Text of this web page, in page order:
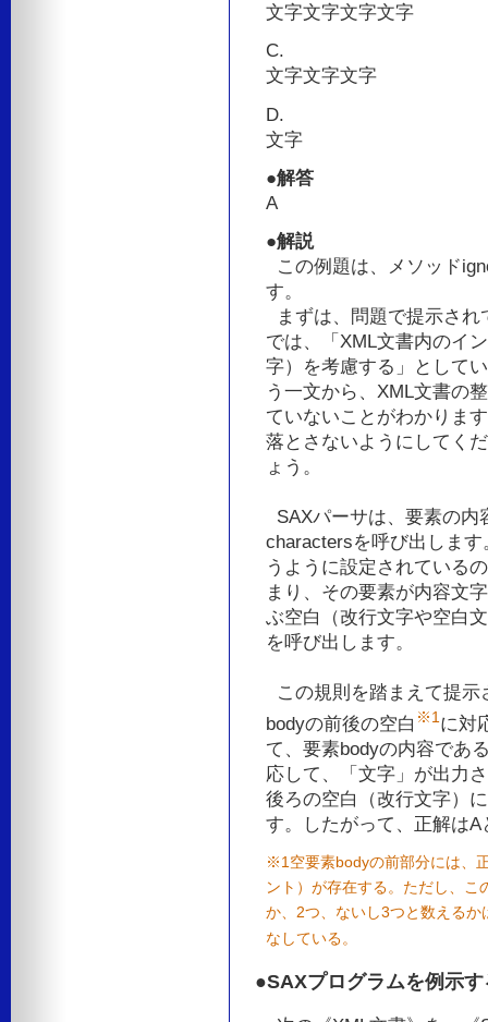
文字文字文字文字
C.
文字文字文字
D.
文字
●解答
A
●解説
この例題は、メソッド
す。
まずは、問題で提示さ
では、「XML文書内のイ
字）を考慮する」として
う一文から、XML文書の
ていないことがわかりま
落とさないようにしてく
ょう。
SAXパーサは、要素の
charactersを呼び出しま
うように設定されている
まり、その要素が内容文
ぶ空白（改行文字や空白
を呼び出します。
この規則を踏まえて提
bodyの前後の空白 ※1に対
て、要素bodyの内容であ
応して、「文字」が出力
後ろの空白（改行文字）
す。したがって、正解はA
※1空要素bodyの前部分には、
ント）が存在する。ただし、
か、2つ、ないし3つと数える
なしている。
●SAXプログラムを例示